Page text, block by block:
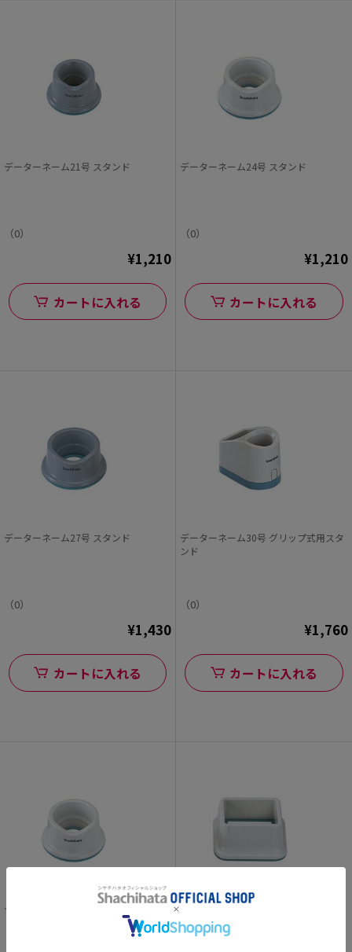
データーネーム21号 スタンド
（0）
¥1,210
カートに入れる
データーネーム24号 スタンド
（0）
¥1,210
カートに入れる
データーネーム27号 スタンド
（0）
¥1,430
カートに入れる
データーネーム30号 グリップ式用スタ
ンド
（0）
¥1,760
カートに入れる
データーネーム30号 スタンド